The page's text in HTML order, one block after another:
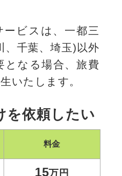
ービスは、一都三
、千葉、埼玉)以外
となる場合、旅費
いたします。
を依頼したい
料金
15万円